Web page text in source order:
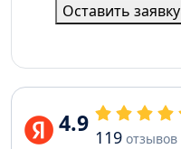
Оставить заявку
4.9 119 отзывов